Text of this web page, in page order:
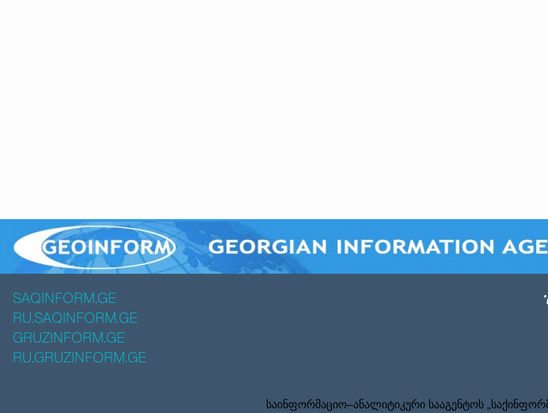
SAQINFORM.GE
RU.SAQINFORM.GE
GRUZINFORM.GE
RU.GRUZINFORM.GE
საინფორმაციო–ანალიტიკური სააგენტოს